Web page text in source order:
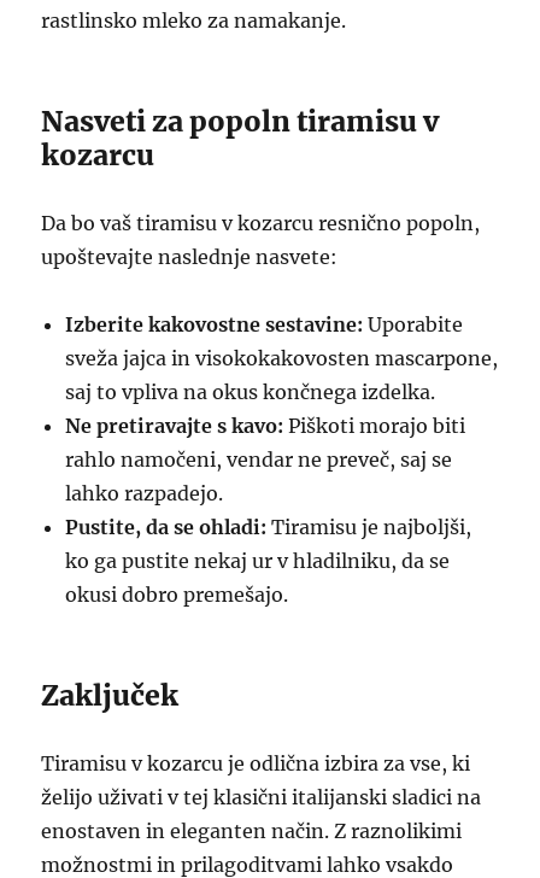
rastlinsko mleko za namakanje.
Nasveti za popoln tiramisu v
kozarcu
Da bo vaš tiramisu v kozarcu resnično popoln,
upoštevajte naslednje nasvete:
Izberite kakovostne sestavine: Uporabite
sveža jajca in visokokakovosten mascarpone,
saj to vpliva na okus končnega izdelka.
Ne pretiravajte s kavo: Piškoti morajo biti
rahlo namočeni, vendar ne preveč, saj se
lahko razpadejo.
Pustite, da se ohladi: Tiramisu je najboljši,
ko ga pustite nekaj ur v hladilniku, da se
okusi dobro premešajo.
Zaključek
Tiramisu v kozarcu je odlična izbira za vse, ki
želijo uživati v tej klasični italijanski sladici na
enostaven in eleganten način. Z raznolikimi
možnostmi in prilagoditvami lahko vsakdo